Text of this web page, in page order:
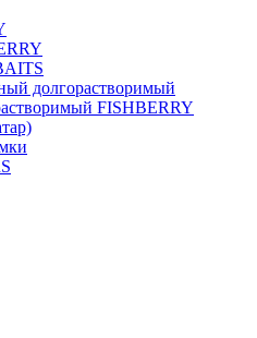
долгорастворимый
FISHBERRY